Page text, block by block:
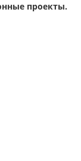
проекты.